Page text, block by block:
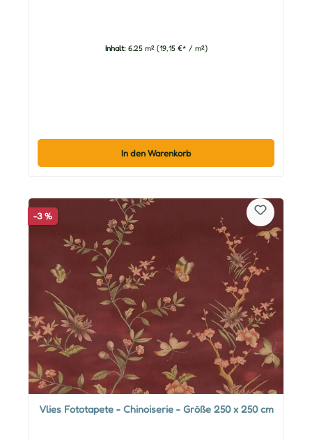
Inhalt: 6.25 m² (19,15 €* / m²)
In den Warenkorb
-3 %
Vlies Fototapete - Chinoiserie - Größe 250 x 250 cm